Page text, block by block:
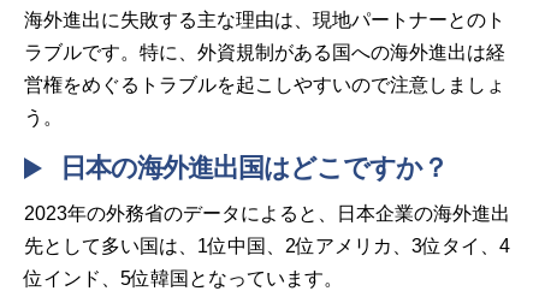
海外進出に失敗する主な理由は、現地パートナーとのト
ラブルです。特に、外資規制がある国への海外進出は経
営権をめぐるトラブルを起こしやすいので注意しましょ
う。
日本の海外進出国はどこですか？
2023年の外務省のデータによると、日本企業の海外進出
先として多い国は、1位中国、2位アメリカ、3位タイ、4
位インド、5位韓国となっています。